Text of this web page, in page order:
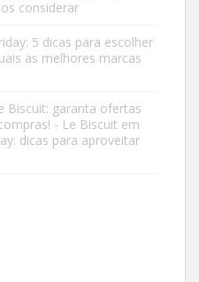
considerar
5 dicas para escolher
as melhores marcas
Biscuit: garanta ofertas
- Le Biscuit em
dicas para aproveitar